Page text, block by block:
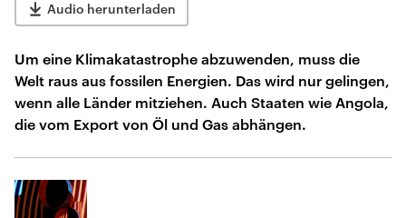
Audio herunterladen
Um eine Klimakatastrophe abzuwenden, muss die
Welt raus aus fossilen Energien. Das wird nur gelingen,
wenn alle Länder mitziehen. Auch Staaten wie Angola,
die vom Export von Öl und Gas abhängen.